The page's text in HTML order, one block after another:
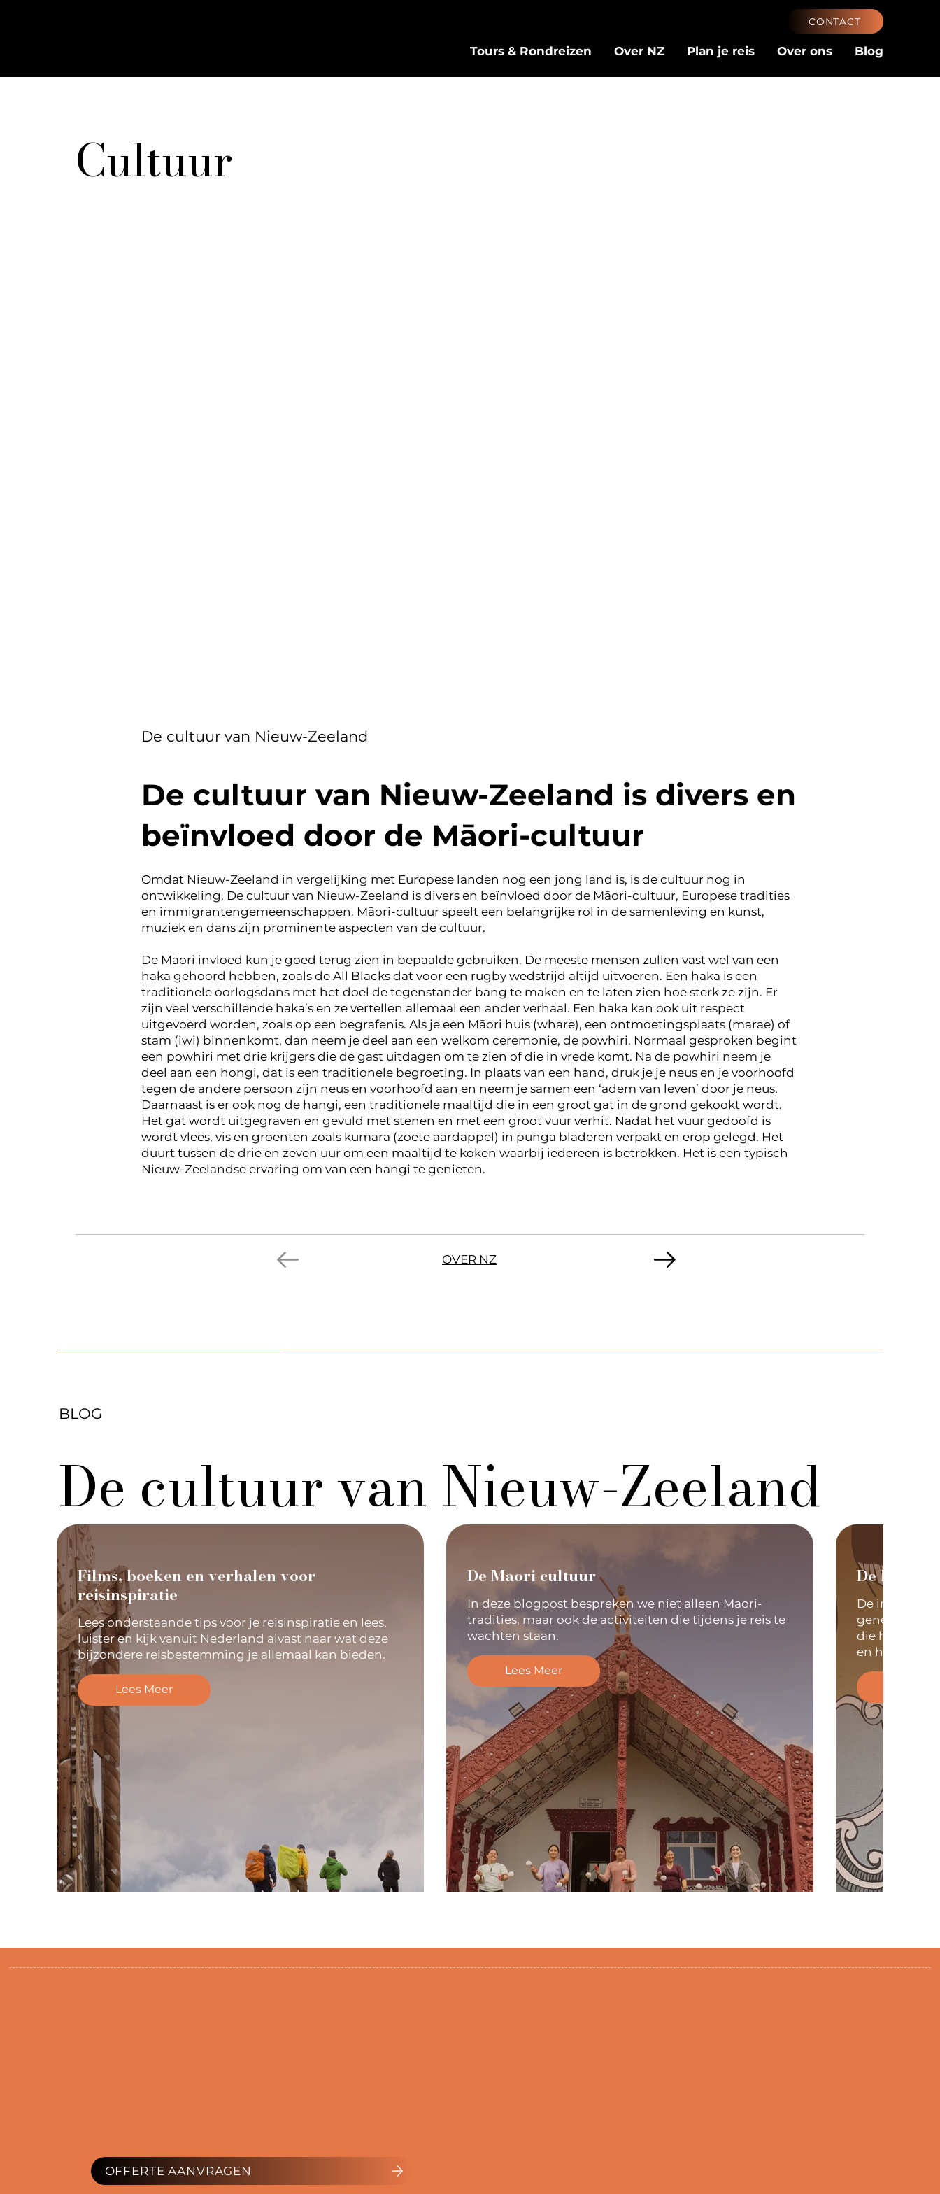
Γ CONTACT
Tours & Rondreizen Over NZ Plan je reis Over ons Blog
Cultuur
De cultuur van Nieuw-Zeeland
De cultuur van Nieuw-Zeeland is divers en
beïnvloed door de Māori-cultuur
Omdat Nieuw-Zeeland in vergelijking met Europese landen nog een jong land is, is de cultuur nog in
ontwikkeling. De cultuur van Nieuw-Zeeland is divers en beïnvloed door de Māori-cultuur, Europese tradities
en immigrantengemeenschappen. Māori-cultuur speelt een belangrijke rol in de samenleving en kunst,
muziek en dans zijn prominente aspecten van de cultuur.
De Māori invloed kun je goed terug zien in bepaalde gebruiken. De meeste mensen zullen vast wel van een
haka gehoord hebben, zoals de All Blacks dat voor een rugby wedstrijd altijd uitvoeren. Een haka is een
traditionele oorlogsdans met het doel de tegenstander bang te maken en te laten zien hoe sterk ze zijn. Er
zijn veel verschillende haka’s en ze vertellen allemaal een ander verhaal. Een haka kan ook uit respect
uitgevoerd worden, zoals op een begrafenis. Als je een Māori huis (whare), een ontmoetingsplaats (marae) of
stam (iwi) binnenkomt, dan neem je deel aan een welkom ceremonie, de powhiri. Normaal gesproken begint
een powhiri met drie krijgers die de gast uitdagen om te zien of die in vrede komt. Na de powhiri neem je
deel aan een hongi, dat is een traditionele begroeting. In plaats van een hand, druk je je neus en je voorhoofd
tegen de andere persoon zijn neus en voorhoofd aan en neem je samen een ‘adem van leven’ door je neus.
Daarnaast is er ook nog de hangi, een traditionele maaltijd die in een groot gat in de grond gekookt wordt.
Het gat wordt uitgegraven en gevuld met stenen en met een groot vuur verhit. Nadat het vuur gedoofd is
wordt vlees, vis en groenten zoals kumara (zoete aardappel) in punga bladeren verpakt en erop gelegd. Het
duurt tussen de drie en zeven uur om een maaltijd te koken waarbij iedereen is betrokken. Het is een typisch
Nieuw-Zeelandse ervaring om van een hangi te genieten.
OVER NZ
BLOG
De cultuur van Nieuw-Zeeland
Films, boeken en verhalen voor
reisinspiratie
Lees onderstaande tips voor je reisinspiratie en lees,
luister en kijk vanuit Nederland alvast naar wat deze
bijzondere reisbestemming je allemaal kan bieden.
Lees Meer
De Maori cultuur
In deze blogpost bespreken we niet alleen Maori-
tradities, maar ook de activiteiten die tijdens je reis te
wachten staan.
Lees Meer
De Maori-
De
generaties
die hun
en hun
OFFERTE AANVRAGEN